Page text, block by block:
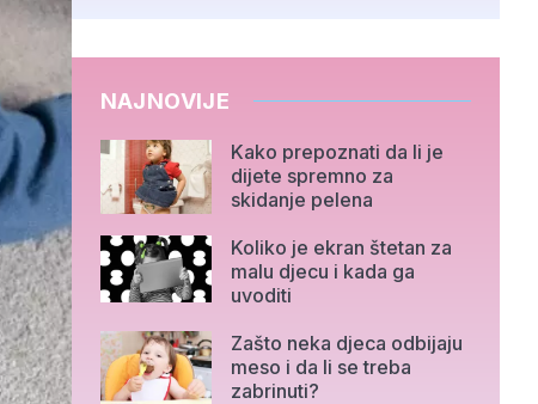
NAJNOVIJE
Kako prepoznati da li je
dijete spremno za
skidanje pelena
Koliko je ekran štetan za
malu djecu i kada ga
uvoditi
Zašto neka djeca odbijaju
meso i da li se treba
zabrinuti?